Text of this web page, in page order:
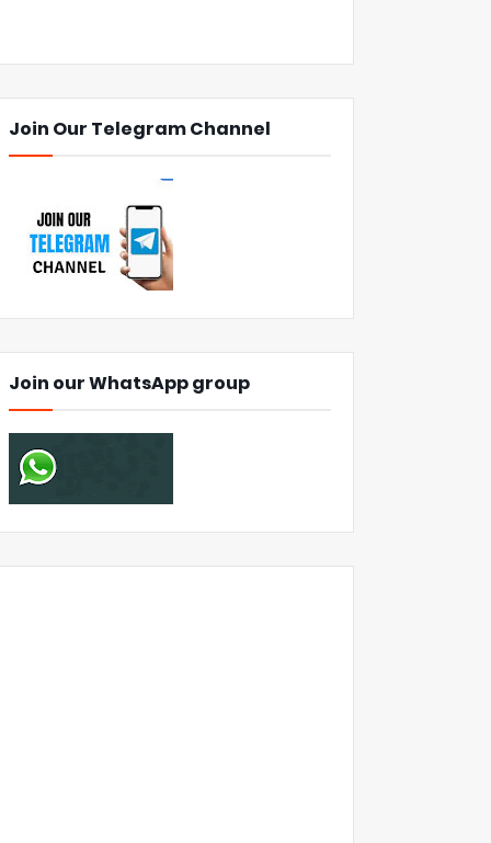
Join Our Telegram Channel
Join our WhatsApp group